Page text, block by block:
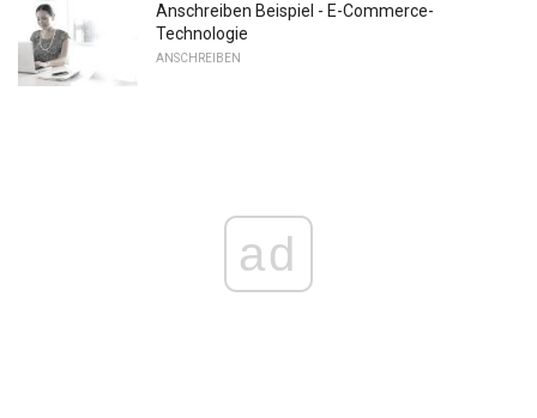
Anschreiben Beispiel - E-Commerce-
Technologie
ANSCHREIBEN
ad